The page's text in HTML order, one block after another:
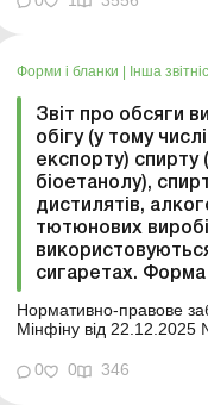
Форми і бланки Інша
Звіт про обсяги
обігу (у тому
експорту) спирту
біоетанолу),
дистилятів,
тютюнових
сигаретах.
Нормативно-правове
Мінфіну від
обсяги виробництва,
ввезення на митну
0 0 346